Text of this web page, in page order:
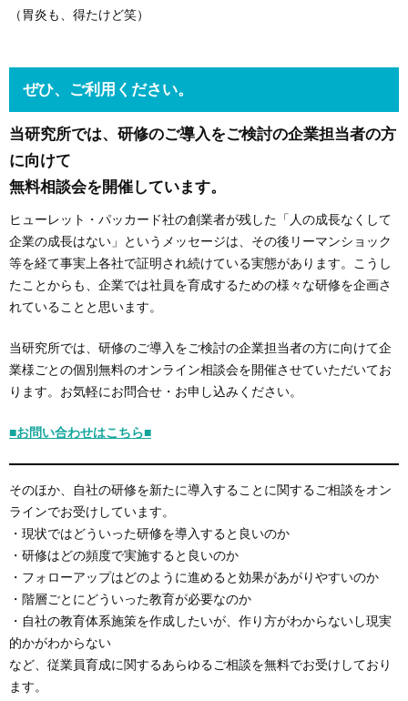
（胃炎も、得たけど笑）
ぜひ、ご利用ください。
当研究所では、研修のご導入をご検討の企業担当者の方
に向けて
無料相談会を開催しています。
ヒューレット・パッカード社の創業者が残した「人の成長なくして
企業の成長はない」というメッセージは、その後リーマンショック
等を経て事実上各社で証明され続けている実態があります。こうし
たことからも、企業では社員を育成するための様々な研修を企画さ
れていることと思います。
当研究所では、研修のご導入をご検討の企業担当者の方に向けて企
業様ごとの個別無料のオンライン相談会を開催させていただいてお
ります。お気軽にお問合せ・お申し込みください。
■お問い合わせはこちら■
そのほか、自社の研修を新たに導入することに関するご相談をオン
ラインでお受けしています。
・現状ではどういった研修を導入すると良いのか
・研修はどの頻度で実施すると良いのか
・フォローアップはどのように進めると効果があがりやすいのか
・階層ごとにどういった教育が必要なのか
・自社の教育体系施策を作成したいが、作り方がわからないし現実
的かがわからない
など、従業員育成に関するあらゆるご相談を無料でお受けしており
ます。